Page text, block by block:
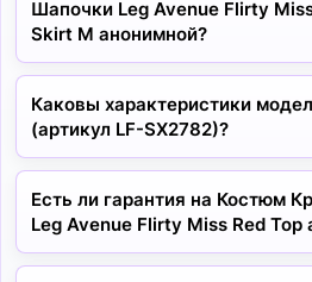
Шапочки Leg Avenue Flirty
Skirt M анонимной?
Каковы характеристики
(артикул LF-SX2782)?
Есть ли гарантия на Костюм
Leg Avenue Flirty Miss Red Top